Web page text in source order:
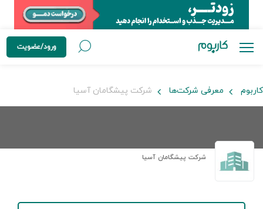
ورود/عضویت
کاربوم معرفی شرکت‌ها شرکت پیشگامان آسیا
شرکت پیشگامان آسیا